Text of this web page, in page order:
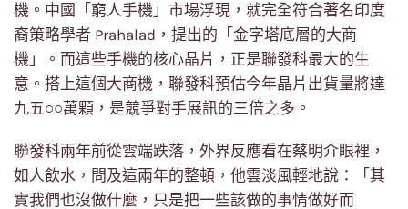
機。中國「窮人手機」市場浮現，就完全符合著名印度
裔策略學者 Prahalad，提出的「金字塔底層的大商
機」。而這些手機的核心晶片，正是聯發科最大的生
意。搭上這個大商機，聯發科預估今年晶片出貨量將達
九五○○萬顆，是競爭對手展訊的三倍之多。
聯發科兩年前從雲端跌落，外界反應看在蔡明介眼裡，
如人飲水，問及這兩年的整頓，他雲淡風輕地說：「其
實我們也沒做什麼，只是把一些該做的事情做好而